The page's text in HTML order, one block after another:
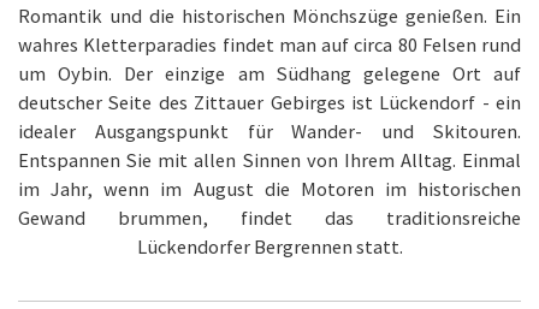
Romantik und die historischen Mönchszüge genießen. Ein
wahres Kletterparadies findet man auf circa 80 Felsen rund
um Oybin. Der einzige am Südhang gelegene Ort auf
deutscher Seite des Zittauer Gebirges ist Lückendorf - ein
idealer Ausgangspunkt für Wander- und Skitouren.
Entspannen Sie mit allen Sinnen von Ihrem Alltag. Einmal
im Jahr, wenn im August die Motoren im historischen
Gewand brummen, findet das traditionsreiche
Lückendorfer Bergrennen statt.